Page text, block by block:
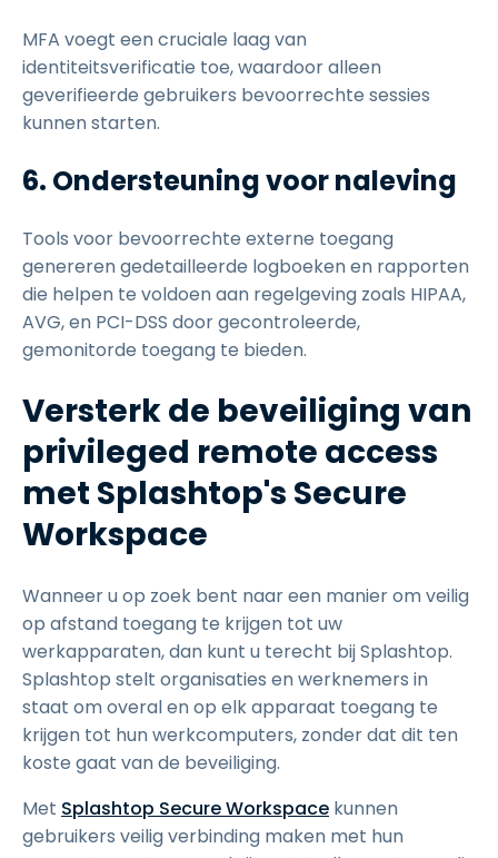
MFA voegt een cruciale laag van
identiteitsverificatie toe, waardoor alleen
geverifieerde gebruikers bevoorrechte sessies
kunnen starten.
6. Ondersteuning voor naleving
Tools voor bevoorrechte externe toegang
genereren gedetailleerde logboeken en rapporten
die helpen te voldoen aan regelgeving zoals HIPAA,
AVG, en PCI-DSS door gecontroleerde,
gemonitorde toegang te bieden.
Versterk de beveiliging van
privileged remote access
met Splashtop's Secure
Workspace
Wanneer u op zoek bent naar een manier om veilig
op afstand toegang te krijgen tot uw
werkapparaten, dan kunt u terecht bij Splashtop.
Splashtop stelt organisaties en werknemers in
staat om overal en op elk apparaat toegang te
krijgen tot hun werkcomputers, zonder dat dit ten
koste gaat van de beveiliging.
Met Splashtop Secure Workspace kunnen
gebruikers veilig verbinding maken met hun